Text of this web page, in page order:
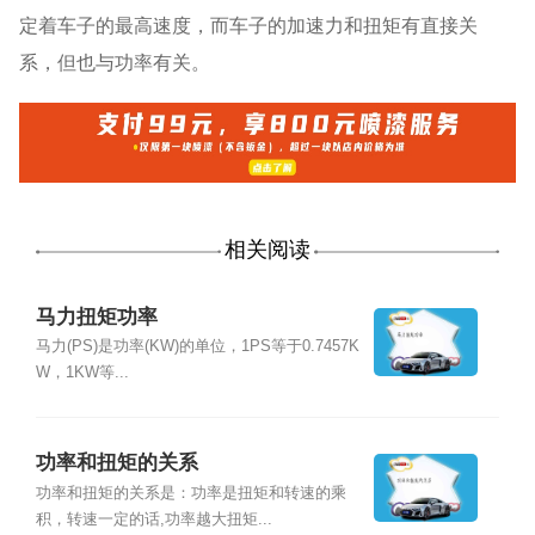
定着车子的最高速度，而车子的加速力和扭矩有直接关
系，但也与功率有关。
相关阅读
马力扭矩功率
马力(PS)是功率(KW)的单位，1PS等于0.7457K
W，1KW等...
功率和扭矩的关系
功率和扭矩的关系是：功率是扭矩和转速的乘
积，转速一定的话,功率越大扭矩...